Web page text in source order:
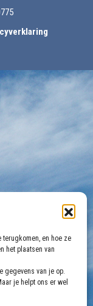
en hoe ze
het plaatsen van
gegevens van je op.
je helpt ons er wel